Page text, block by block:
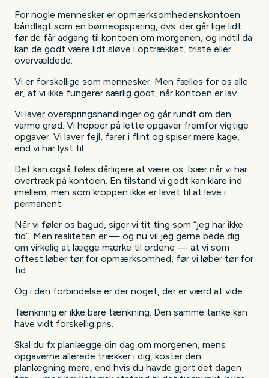
For nogle mennesker er opmærksomhedenskontoen
båndlagt som en børneopsparing, dvs. der går lige lidt
før de får adgang til kontoen om morgenen, og indtil da
kan de godt være lidt sløve i optrækket, triste eller
overvældede.
Vi er forskellige som mennesker. Men fælles for os alle
er, at vi ikke fungerer særlig godt, når kontoen er lav.
Vi laver overspringshandlinger og går rundt om den
varme grød. Vi hopper på lette opgaver fremfor vigtige
opgaver. Vi laver fejl, farer i flint og spiser mere kage,
end vi har lyst til.
Det kan også føles dårligere at være os. Især når vi har
overtræk på kontoen. En tilstand vi godt kan klare ind
imellem, men som kroppen ikke er lavet til at leve i
permanent.
Når vi føler os bagud, siger vi tit ting som “jeg har ikke
tid”. Men realiteten er — og nu vil jeg gerne bede dig
om virkelig at lægge mærke til ordene — at vi som
oftest løber tør for opmærksomhed, før vi løber tør for
tid.
Og i den forbindelse er der noget, der er værd at vide:
Tænkning er ikke bare tænkning. Den samme tanke kan
have vidt forskellig pris.
Skal du fx planlægge din dag om morgenen, mens
opgaverne allerede trækker i dig, koster den
planlægning mere, end hvis du havde gjort det dagen